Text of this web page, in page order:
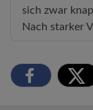
sich zwar
Nach starker